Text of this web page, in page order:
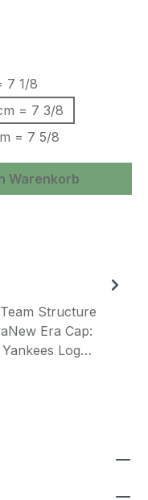
7 1/8
= 7 3/8
= 7 5/8
Warenkorb
Structure
Era Cap:
Log…